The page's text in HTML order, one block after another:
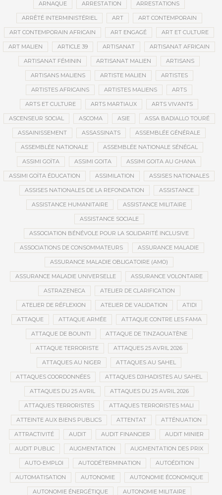
ARNAQUE ARRESTATION ARRESTATIONS
ARRÊTÉ INTERMINISTÉRIEL ART ART CONTEMPORAIN
ART CONTEMPORAIN AFRICAIN ART ENGAGÉ ART ET CULTURE
ART MALIEN ARTICLE 39 ARTISANAT ARTISANAT AFRICAIN
ARTISANAT FÉMININ ARTISANAT MALIEN ARTISANS
ARTISANS MALIENS ARTISTE MALIEN ARTISTES
ARTISTES AFRICAINS ARTISTES MALIENS ARTS
ARTS ET CULTURE ARTS MARTIAUX ARTS VIVANTS
ASCENSEUR SOCIAL ASCOMA ASIE ASSA BADIALLO TOURÉ
ASSAINISSEMENT ASSASSINATS ASSEMBLÉE GÉNÉRALE
ASSEMBLÉE NATIONALE ASSEMBLÉE NATIONALE SÉNÉGAL
ASSIMI GOÏTA ASSIMI GOITA ASSIMI GOITA AU GHANA
ASSIMI GOÏTA ÉDUCATION ASSIMILATION ASSISES NATIONALES
ASSISES NATIONALES DE LA REFONDATION ASSISTANCE
ASSISTANCE HUMANITAIRE ASSISTANCE MILITAIRE
ASSISTANCE SOCIALE
ASSOCIATION BÉNÉVOLE POUR LA SOLIDARITÉ INCLUSIVE
ASSOCIATIONS DE CONSOMMATEURS ASSURANCE MALADIE
ASSURANCE MALADIE OBLIGATOIRE (AMO)
ASSURANCE MALADIE UNIVERSELLE ASSURANCE VOLONTAIRE
ASTRAZENECA ATELIER DE CLARIFICATION
ATELIER DE RÉFLEXION ATELIER DE VALIDATION ATIDI
ATTAQUE ATTAQUE ARMÉE ATTAQUE CONTRE LES FAMA
ATTAQUE DE BOUNTI ATTAQUE DE TINZAOUATÈNE
ATTAQUE TERRORISTE ATTAQUES 25 AVRIL 2026
ATTAQUES AU NIGER ATTAQUES AU SAHEL
ATTAQUES COORDONNÉES ATTAQUES DJIHADISTES AU SAHEL
ATTAQUES DU 25 AVRIL ATTAQUES DU 25 AVRIL 2026
ATTAQUES TERRORISTES ATTAQUES TERRORISTES MALI
ATTEINTE AUX BIENS PUBLICS ATTENTAT ATTÉNUATION
ATTRACTIVITÉ AUDIT AUDIT FINANCIER AUDIT MINIER
AUDIT PUBLIC AUGMENTATION AUGMENTATION DES PRIX
AUTO-EMPLOI AUTODÉTERMINATION AUTOÉDITION
AUTOMATISATION AUTONOMIE AUTONOMIE ÉCONOMIQUE
AUTONOMIE ÉNERGÉTIQUE AUTONOMIE MILITAIRE